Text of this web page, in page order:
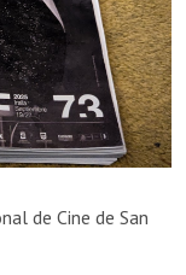
de Cine de San